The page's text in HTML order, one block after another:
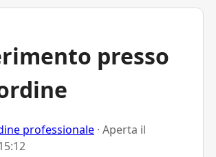
presso
professionale · Aperta il